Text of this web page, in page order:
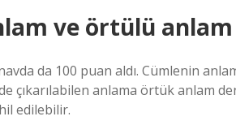
ve örtülü
da 100 puan aldı. Cümlenin
çıkarılabilen anlama örtük anlam
edilebilir.